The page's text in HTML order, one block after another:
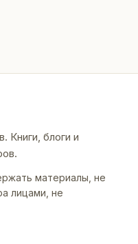
Книги, блоги и
материалы, не
лицами, не